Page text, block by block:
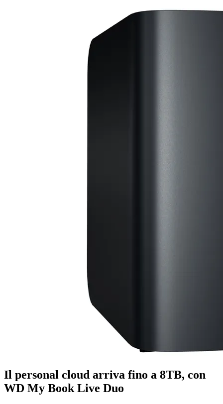
Il personal cloud arriva fino a 8TB, con
WD My Book Live Duo